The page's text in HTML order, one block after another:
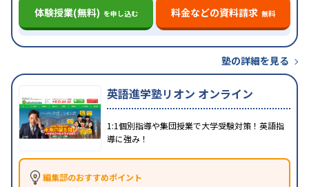
体験授業(無料) を申し込む 料金などの資料請求 無料
塾の詳細を見る
英語進学塾リオン オンライン
1:1個別指導や集団授業で大学受験対策！英語指
導に強み！
編集部のおすすめポイント